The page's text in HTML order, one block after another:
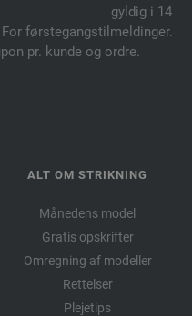
gyldig i 14
førstegangstilmeldinger.
pr. kunde og ordre.
ALT OM STRIKNING
Månedens model
Gratis opskrifter
Omregning af modeller
Rettelser
Plejetips